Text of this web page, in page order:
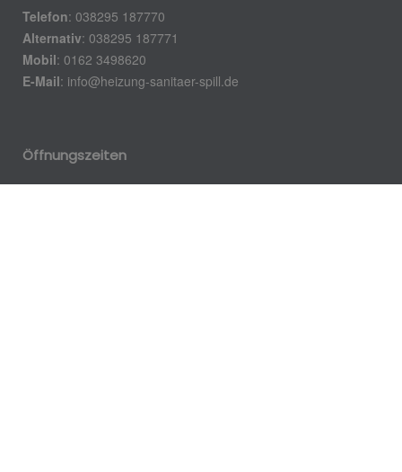
Telefon: 038295 187770
Alternativ: 038295 187771
Mobil: 0162 3498620
E-Mail: info@heizung-sanitaer-spill.de
Öffnungszeiten